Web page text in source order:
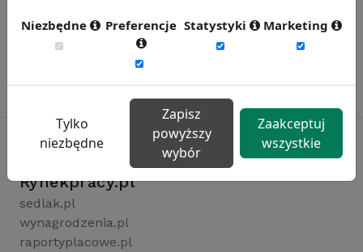
Rynekpracy.pl
sedlak.pl
wynagrodzenia.pl
raportyplacowe.pl
Niezbędne Preferencje Statystyki Marketing
Tylko
niezbędne
Zapisz
powyższy
wybór
Zaakceptuj
wszystkie